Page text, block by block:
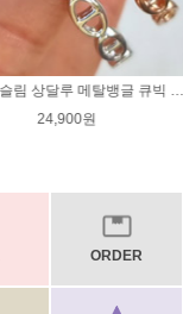
CB2129 트라이앵글 메탈 2줄 소가죽 패션 팔찌
14,900원
ORDER